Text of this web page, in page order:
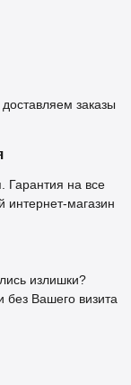
заказы
Гарантия на все
магазин
излишки?
Вашего визита